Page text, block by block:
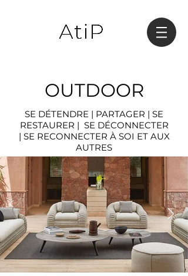
OUTDOOR
SE DÉTENDRE | PARTAGER | SE
RESTAURER | SE DÉCONNECTER
| SE RECONNECTER À SOI ET AUX
AUTRES